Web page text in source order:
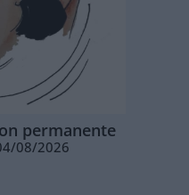
permanente
08/2026